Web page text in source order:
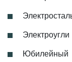
Электроугли
Юбилейный